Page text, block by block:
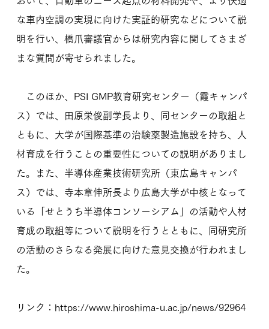
な車内空調の実現に向けた実証的研究などについて説
明を行い、橋爪審議官からは研究内容に関してさまざ
まな質問が寄せられました。
このほか、PSI GMP教育研究センター（霞キャンパ
ス）では、田原栄俊副学長より、同センターの取組と
ともに、大学が国際基準の治験薬製造施設を持ち、人
材育成を行うことの重要性についての説明がありまし
た。また、半導体産業技術研究所（東広島キャンパ
ス）では、寺本章伸所長より広島大学が中核となって
いる「せとうち半導体コンソーシアム」の活動や人材
育成の取組等について説明を行うとともに、同研究所
の活動のさらなる発展に向けた意見交換が行われまし
た。
リンク： https://www.hiroshima-u.ac.jp/news/92964